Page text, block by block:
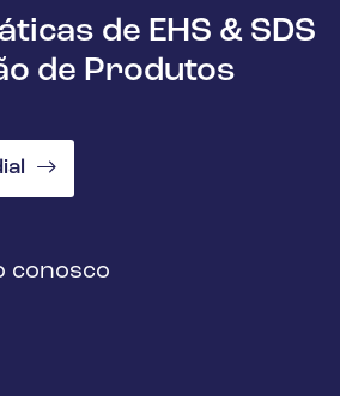
de EHS & SDS
de Produtos
conosco